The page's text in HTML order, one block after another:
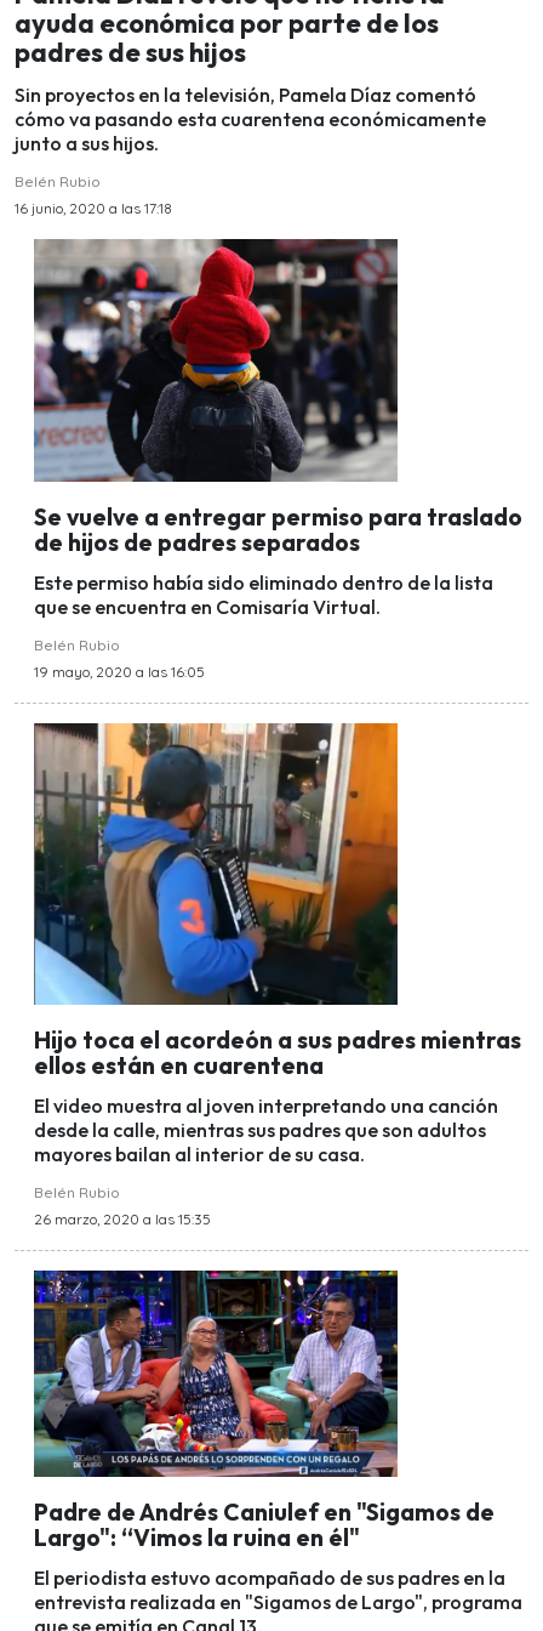
ayuda económica por parte de los
padres de sus hijos
Sin proyectos en la televisión, Pamela Díaz comentó
cómo va pasando esta cuarentena económicamente
junto a sus hijos.
Belén Rubio
16 junio, 2020 a las 17:18
Se vuelve a entregar permiso para traslado
de hijos de padres separados
Este permiso había sido eliminado dentro de la lista
que se encuentra en Comisaría Virtual.
Belén Rubio
19 mayo, 2020 a las 16:05
Hijo toca el acordeón a sus padres mientras
ellos están en cuarentena
El video muestra al joven interpretando una canción
desde la calle, mientras sus padres que son adultos
mayores bailan al interior de su casa.
Belén Rubio
26 marzo, 2020 a las 15:35
Padre de Andrés Caniulef en "Sigamos de
Largo": “Vimos la ruina en él"
El periodista estuvo acompañado de sus padres en la
entrevista realizada en "Sigamos de Largo", programa
que se emitía en Canal 13.